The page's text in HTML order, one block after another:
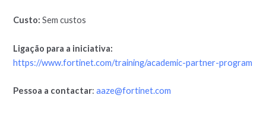
Custo:Sem custos
Ligação para a iniciativa:
https://www.fortinet.com/training/academic-partner-program
Pessoa a contactar:aaze@fortinet.com